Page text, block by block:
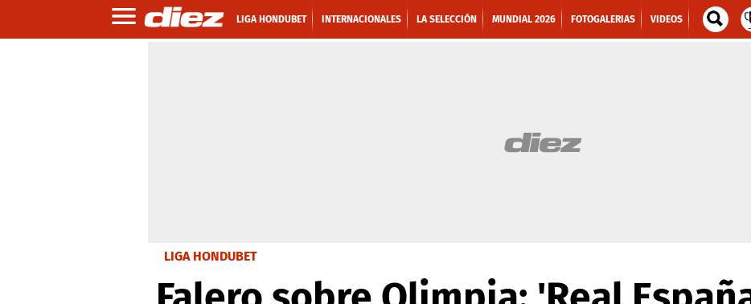
LIGA HONDUBET INTERNACIONALES LA SELECCIÓN MUNDIAL 2026 FOTOGALERIAS VIDEOS
LIGA HONDUBET